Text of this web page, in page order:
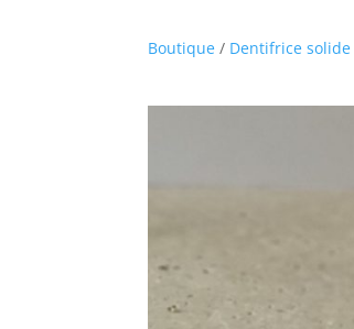
Boutique / Dentifrice solide